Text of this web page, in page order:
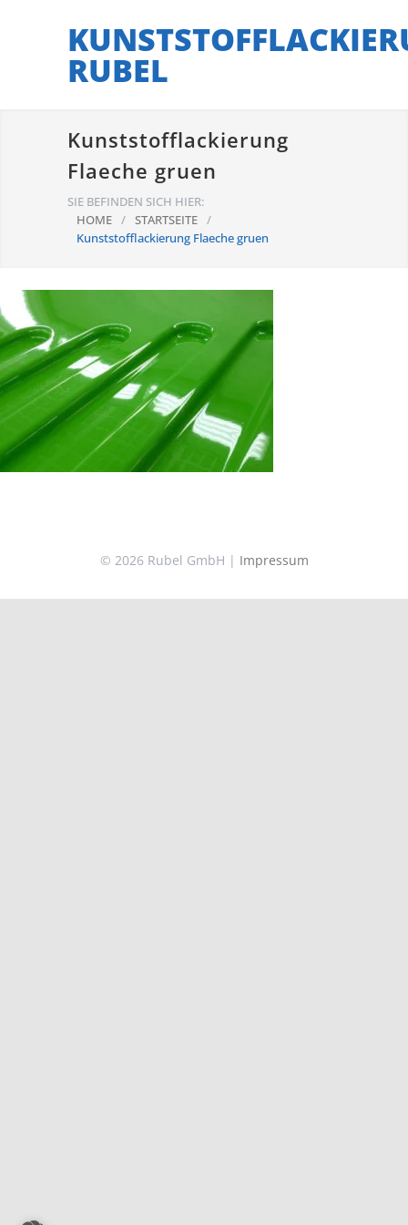
RUBEL
Kunststofflackierung
Flaeche gruen
SIE BEFINDEN SICH HIER:
HOME / STARTSEITE /
Kunststofflackierung Flaeche gruen
© 2026 Rubel GmbH | Impressum